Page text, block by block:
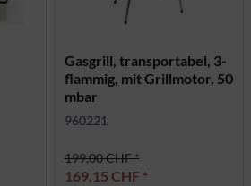
Gasgrill, transportabel, 3-
flammig, mit Grillmotor, 50
mbar
960221
199,00 CHF *
169,15 CHF *